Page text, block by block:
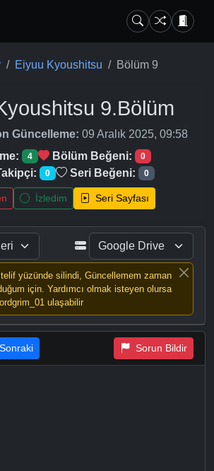
Eiyuu Kyoushitsu Bölüm 9
9.Bölüm
Güncelleme: 09 Aralık 2025, 09:58
4 Bölüm Beğeni: 0
0 Seri Beğeni: 0
İzledim Seri Sayfası
yüzünde silindi, Güncellemem zaman
için. Yardımcı olmak isteyen olursa
ulaşabilir
Sonraki Sorun Bildir